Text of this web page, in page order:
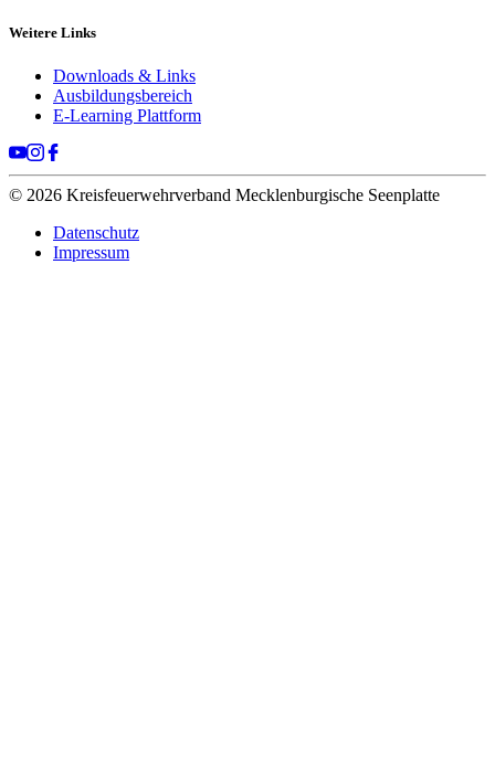
Weitere Links
Downloads & Links
Ausbildungsbereich
E-Learning Plattform
© 2026 Kreisfeuerwehrverband Mecklenburgische Seenplatte
Datenschutz
Impressum